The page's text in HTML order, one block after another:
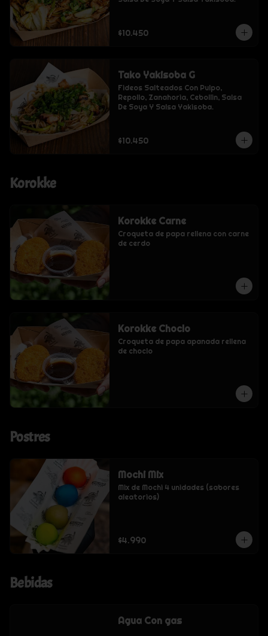
$10.450
Tako Yakisoba G
Fideos Salteados Con Pulpo,
Repollo, Zanahoria, Cebollin, Salsa
De Soya Y Salsa Yakisoba.
$10.450
Korokke
Korokke Carne
Croqueta de papa rellena con carne
de cerdo
Korokke Choclo
Croqueta de papa apanada rellena
de choclo
Postres
Mochi Mix
Mix de Mochi 4 unidades (sabores
aleatorios)
$4.990
Bebidas
Agua Con gas